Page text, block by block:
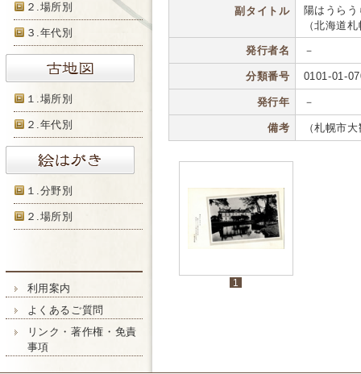
２.場所別
３.年代別
１.場所別
２.年代別
１.分野別
２.場所別
利用案内
よくあるご質問
リンク・著作権・免責
事項
副タイトル
陽はうら
（北海道
発行者名 －
分類番号 0101-01-
発行年 －
備考 （札幌市
1